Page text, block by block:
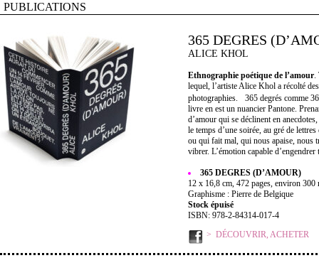
PUBLICATIONS
365 DEGRES
ALICE KHOL
Ethnographie poétique de l’amour.
lequel, l’artiste Alice Khol a récolté
photographies. 365 degrés comme
livre en est un nuancier Pantone.
d’amour qui se déclinent en
le temps d’une soirée, au gré de
ou qui fait mal, qui nous apaise, nous
vibrer. L’émotion capable d’engendrer
365 DEGRES (D’AMOUR)
12 x 16,8 cm, 472 pages, environ
Graphisme : Pierre de Belgique
Stock épuisé
ISBN: 978-2-84314-017-4
DÉCOUVRIR, ACHETER